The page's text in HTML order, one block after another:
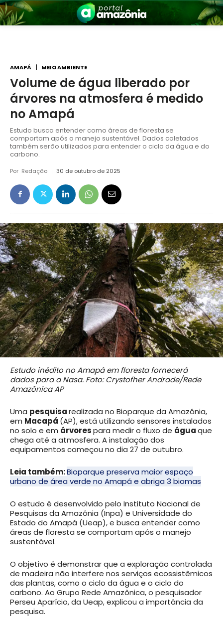
Amazônia
AMAPÁ MEIO AMBIENTE
Volume de água liberado por
árvores na atmosfera é medido
no Amapá
Estudo busca entender como áreas de floresta se
comportam após o manejo sustentável. Dados coletados
também serão utilizados para entender o ciclo da água e do
carbono.
Por Redação 30 de outubro de 2025
Estudo inédito no Amapá em floresta fornecerá
dados para a Nasa. Foto: Crystofher Andrade/Rede
Amazônica AP
Uma pesquisarealizada no Bioparque da Amazônia,
em Macapá (AP), está utilizando sensores instalados
no solo e em árvorespara medir o fluxo de águaque
chega até a atmosfera. A instalação dos
equipamentos começou no dia 27 de outubro.
Leia também:Bioparque preserva maior espaço
urbano de área verde no Amapá e abriga 3 biomas
O estudo é desenvolvido pelo Instituto Nacional de
Pesquisas da Amazônia (Inpa) e Universidade do
Estado do Amapá (Ueap), e busca entender como
áreas de floresta se comportam após o manejo
sustentável.
O objetivo é demonstrar que a exploração controlada
de madeira não interfere nos serviços ecossistêmicos
das plantas, como o ciclo da água e o ciclo do
carbono. Ao Grupo Rede Amazônica, o pesquisador
Perseu Aparício, da Ueap, explicou a importância da
pesquisa.